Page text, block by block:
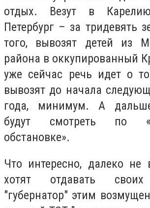
отдых. Везут в
Петербург – за тридевять
того, вывозят детей из
района в оккупированный
уже сейчас речь идет о
вывозят до начала
года, минимум. А
будут смотреть по
обстановке».
Что интересно, далеко не
хотят отдавать
"губернатор" этим